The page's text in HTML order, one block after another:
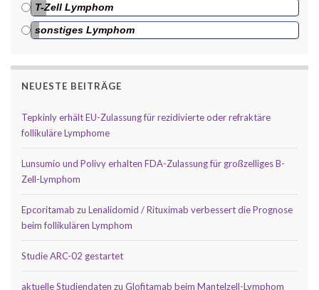
T-Zell Lymphom
sonstiges Lymphom
NEUESTE BEITRÄGE
Tepkinly erhält EU-Zulassung für rezidivierte oder refraktäre
follikuläre Lymphome
Lunsumio und Polivy erhalten FDA-Zulassung für großzelliges B-
Zell-Lymphom
Epcoritamab zu Lenalidomid / Rituximab verbessert die Prognose
beim follikulären Lymphom
Studie ARC-02 gestartet
aktuelle Studiendaten zu Glofitamab beim Mantelzell-Lymphom